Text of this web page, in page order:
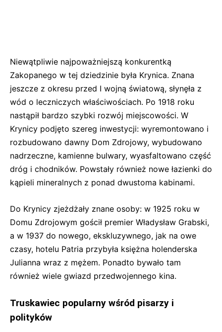
Niewątpliwie najpoważniejszą konkurentką
Zakopanego w tej dziedzinie była Krynica. Znana
jeszcze z okresu przed I wojną światową, słynęła z
wód o leczniczych właściwościach. Po 1918 roku
nastąpił bardzo szybki rozwój miejscowości. W
Krynicy podjęto szereg inwestycji: wyremontowano i
rozbudowano dawny Dom Zdrojowy, wybudowano
nadrzeczne, kamienne bulwary, wyasfaltowano część
dróg i chodników. Powstały również nowe łazienki do
kąpieli mineralnych z ponad dwustoma kabinami.
Do Krynicy zjeżdżały znane osoby: w 1925 roku w
Domu Zdrojowym gościł premier Władysław Grabski,
a w 1937 do nowego, ekskluzywnego, jak na owe
czasy, hotelu Patria przybyła księżna holenderska
Julianna wraz z mężem. Ponadto bywało tam
również wiele gwiazd przedwojennego kina.
Truskawiec popularny wśród pisarzy i
polityków